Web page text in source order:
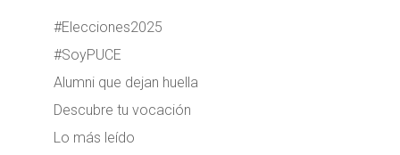
#Elecciones2025
#SoyPUCE
Alumni que dejan huella
Descubre tu vocación
Lo más leído